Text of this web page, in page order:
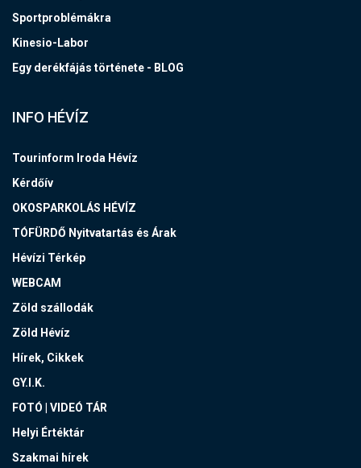
Sportproblémákra
Kinesio-Labor
Egy derékfájás története - BLOG
INFO HÉVÍZ
Tourinform Iroda Hévíz
Kérdőív
OKOSPARKOLÁS HÉVÍZ
TÓFÜRDŐ Nyitvatartás és Árak
Hévízi Térkép
WEBCAM
Zöld szállodák
Zöld Hévíz
Hírek, Cikkek
GY.I.K.
FOTÓ | VIDEÓ TÁR
Helyi Értéktár
Szakmai hírek